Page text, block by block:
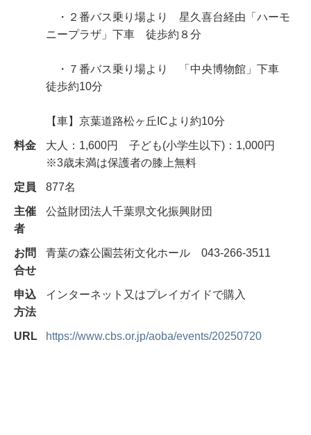
・２番バス乗り場より 星久喜台経由「ハーモ
ニープラザ」下車 徒歩約８分
・７番バス乗り場より 「中央博物館」下車
徒歩約10分
【車】京葉道路松ヶ丘ICより約10分
料金
大人：1,600円 子ども(小学生以下)：1,000円
※3歳未満は保護者の膝上無料
定員
877名
主催
者
公益財団法人千葉県文化振興財団
お問
合せ
青葉の森公園芸術文化ホール 043-266-3511
申込
方法
インターネット又はプレイガイドで購入
URL https://www.cbs.or.jp/aoba/events/20250720